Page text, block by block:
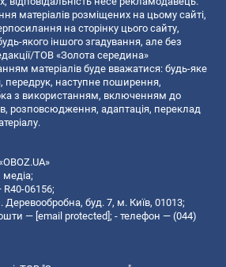
матеріалів розміщених на цьому сайті,
на сторінку цього сайту,
якого іншого згадування, але без
ТОВ «Золота середина»
матеріалів буде вважатися: будь-яке
передрук, наступне поширення,
з використанням, включенням до
розповсюдження, адаптація, переклад
медіа;
R40-06156;
буд. 7, м. Київ, 01013;
— [email protected]; - телефон — (044)